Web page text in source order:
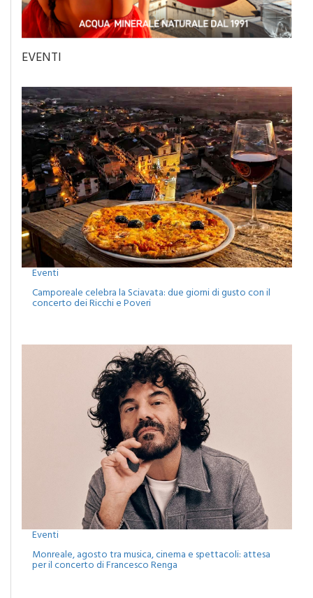
EVENTI
Eventi
Camporeale celebra la Sciavata: due giorni di gusto con il
concerto dei Ricchi e Poveri
Eventi
Monreale, agosto tra musica, cinema e spettacoli: attesa
per il concerto di Francesco Renga